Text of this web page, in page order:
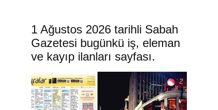
1 Ağustos 2026 tarihli Sabah
Gazetesi bugünkü iş, eleman
ve kayıp ilanları sayfası.